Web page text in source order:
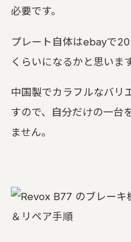
必要です。
プレート自体はebayで
くらいになるかと思います
中国製でカラフルなバリ
すので、自分だけの一台
ません。